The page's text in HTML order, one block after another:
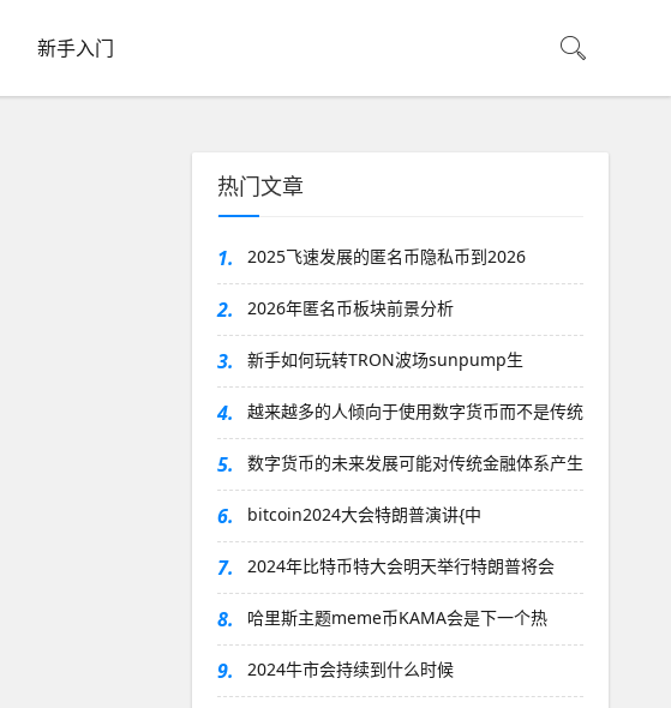
新手入门
热门文章
1. 2025飞速发展的匿名币隐私币到2026
2. 2026年匿名币板块前景分析
3. 新手如何玩转TRON波场sunpump生
4. 越来越多的人倾向于使用数字货币而不是传统
5. 数字货币的未来发展可能对传统金融体系产生
6. bitcoin2024大会特朗普演讲{中
7. 2024年比特币特大会明天举行特朗普将会
8. 哈里斯主题meme币KAMA会是下一个热
9. 2024牛市会持续到什么时候